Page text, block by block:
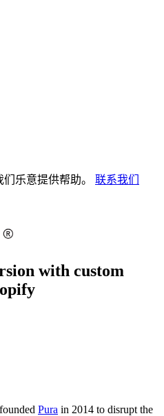
乐意提供帮助。
联系我们
with custom
Pura in 2014 to disrupt the